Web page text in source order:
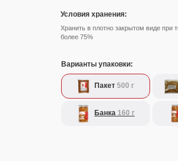
Банка 160 г
Условия хранения:
Хранить в плотно закрытом виде при
более 75%
Варианты упаковки:
Пакет 500 г